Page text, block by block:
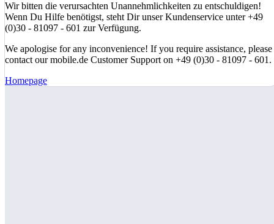
Wir bitten die verursachten Unannehmlichkeiten zu entschuldigen!
Wenn Du Hilfe benötigst, steht Dir unser Kundenservice unter +49
(0)30 - 81097 - 601 zur Verfügung.
We apologise for any inconvenience! If you require assistance, please
contact our mobile.de Customer Support on +49 (0)30 - 81097 - 601.
Homepage